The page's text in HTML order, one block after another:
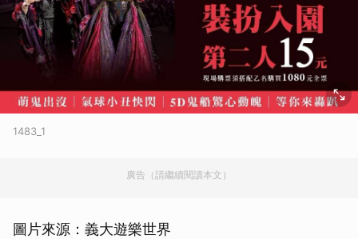
1483_1
廣告（請繼續閱讀本文）
圖片來源：義大遊樂世界